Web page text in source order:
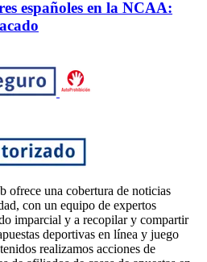
españoles en la NCAA:
ofrece una cobertura de noticias
con un equipo de expertos
imparcial y a recopilar y compartir
deportivas en línea y juego
realizamos acciones de